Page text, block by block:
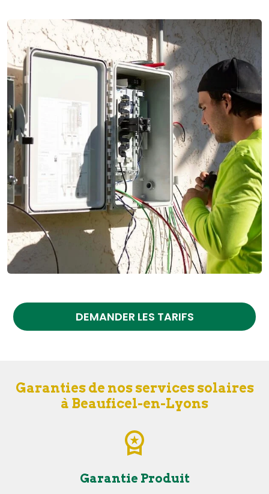
DEMANDER LES TARIFS
Garanties de nos services solaires
à Beauficel-en-Lyons
Garantie Produit